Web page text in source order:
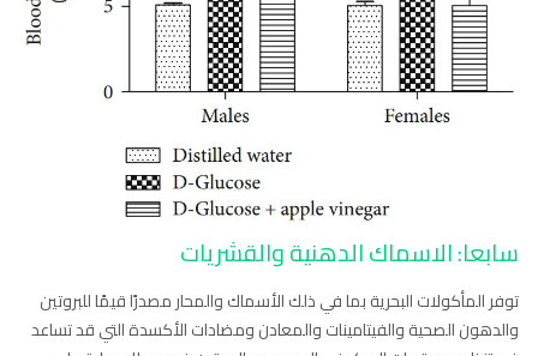
سابعا: الاسماك الدهنية والقشريات
توفر المأكولات البحرية بما في ذلك الأسماك والمحار مصدرًا قيمًا للبروتين
والدهون الصحية والفيتامينات والمعادن ومضادات الأكسدة التي قد تساعد